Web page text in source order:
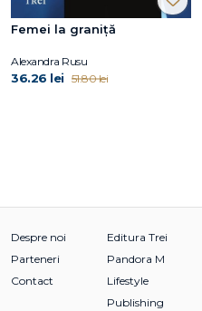
Femei la graniță
Alexandra Rusu
36.26 lei 51.80 lei
Despre noi
Parteneri
Contact
Editura Trei
Pandora M
Lifestyle
Publishing